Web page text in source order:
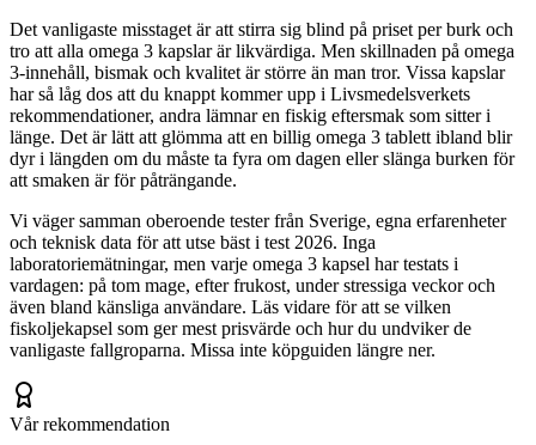
Det vanligaste misstaget är att stirra sig blind på priset per burk och
tro att alla omega 3 kapslar är likvärdiga. Men skillnaden på omega
3-innehåll, bismak och kvalitet är större än man tror. Vissa kapslar
har så låg dos att du knappt kommer upp i Livsmedelsverkets
rekommendationer, andra lämnar en fiskig eftersmak som sitter i
länge. Det är lätt att glömma att en billig omega 3 tablett ibland blir
dyr i längden om du måste ta fyra om dagen eller slänga burken för
att smaken är för påträngande.
Vi väger samman oberoende tester från Sverige, egna erfarenheter
och teknisk data för att utse bäst i test 2026. Inga
laboratoriemätningar, men varje omega 3 kapsel har testats i
vardagen: på tom mage, efter frukost, under stressiga veckor och
även bland känsliga användare. Läs vidare för att se vilken
fiskoljekapsel som ger mest prisvärde och hur du undviker de
vanligaste fallgroparna. Missa inte köpguiden längre ner.
Vår rekommendation